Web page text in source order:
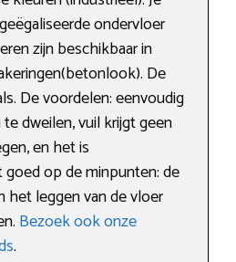
ondervloer
zijn beschikbaar in
De
De voordelen: eenvoudig
dweilen, vuil krijgt geen
en het is
op de minpunten: de
het leggen van de vloer
Bezoek ook onze
.